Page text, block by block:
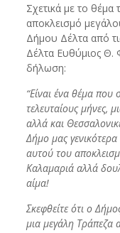
Σχετικά με το θέμα
αποκλεισμό
Δήμου Δέλτα από
Δέλτα Ευθύμιος Θ.
δήλωση:
“Είναι ένα θέμα που
τελευταίους μήνες,
αλλά και
Δήμο μας
αυτού του
Καλαμαριά αλλά
αίμα!
Σκεφθείτε ότι ο
μια μεγάλη Τράπεζα